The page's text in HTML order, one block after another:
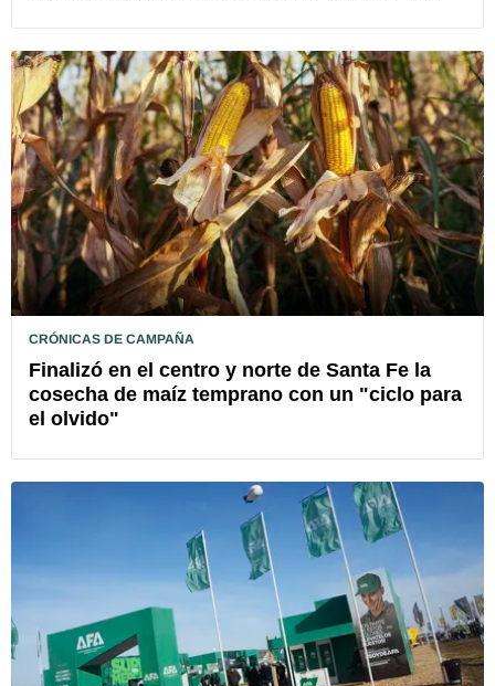
CRÓNICAS DE CAMPAÑA
Finalizó en el centro y norte de Santa Fe la
cosecha de maíz temprano con un "ciclo para
el olvido"